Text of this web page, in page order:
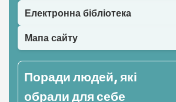
Електронна бібліотека
Мапа сайту
Поради людей, які
обрали для себе